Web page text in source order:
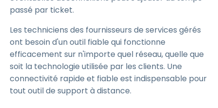
passé par ticket.
Les techniciens des fournisseurs de services gérés
ont besoin d'un outil fiable qui fonctionne
efficacement sur n'importe quel réseau, quelle que
soit la technologie utilisée par les clients. Une
connectivité rapide et fiable est indispensable pour
tout outil de support à distance.